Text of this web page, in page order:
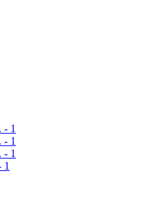
- 1
- 1
- 1
1